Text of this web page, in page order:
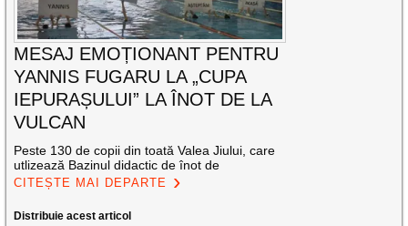
MESAJ EMOȚIONANT PENTRU
YANNIS FUGARU LA „CUPA
IEPURAȘULUI” LA ÎNOT DE LA
VULCAN
Peste 130 de copii din toată Valea Jiului, care
utlizează Bazinul didactic de înot de
CITEȘTE MAI DEPARTE
Distribuie acest articol